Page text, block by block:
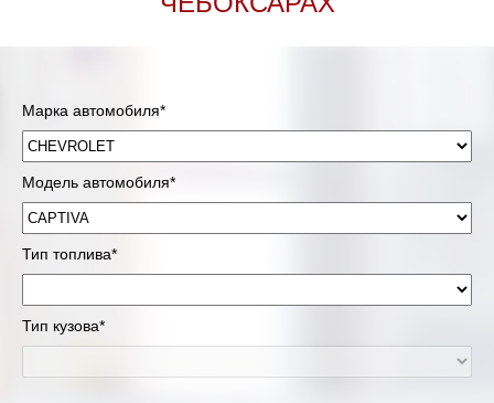
Марка автомобиля*
Модель автомобиля*
Тип топлива*
Тип кузова*